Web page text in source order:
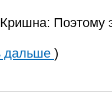
Поэтому
дальше )